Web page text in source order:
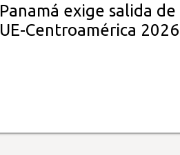
Panamá exige salida
UE-Centroamérica 2026